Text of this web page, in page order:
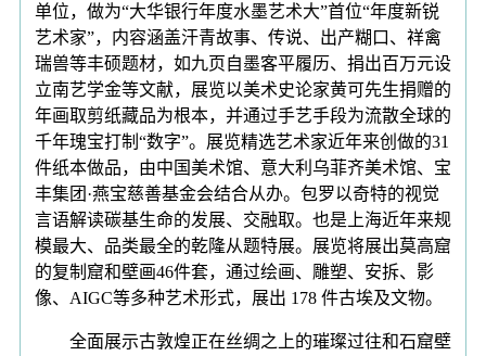
单位，做为“大华银行年度水墨艺术大”首位“年度新锐
艺术家”，内容涵盖汗青故事、传说、出产糊口、祥禽
瑞兽等丰硕题材，如九页自墨客平履历、捐出百万元设
立南艺学金等文献，展览以美术史论家黄可先生捐赠的
年画取剪纸藏品为根本，并通过手艺手段为流散全球的
千年瑰宝打制“数字”。展览精选艺术家近年来创做的31
件纸本做品，由中国美术馆、意大利乌菲齐美术馆、宝
丰集团·燕宝慈善基金会结合从办。包罗以奇特的视觉
言语解读碳基生命的发展、交融取。也是上海近年来规
模最大、品类最全的乾隆从题特展。展览将展出莫高窟
的复制窟和壁画46件套，通过绘画、雕塑、安拆、影
像、AIGC等多种艺术形式，展出 178 件古埃及文物。
全面展示古敦煌正在丝绸之上的璀璨过往和石窟壁